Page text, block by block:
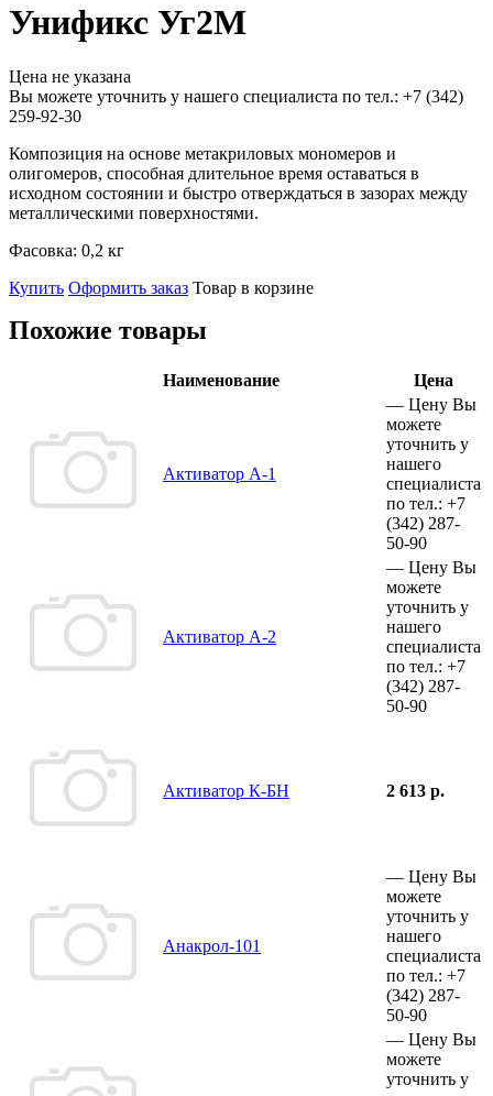
Унификс Уг2М
Цена не указана
Вы можете уточнить у нашего специалиста по тел.: +7 (342)
259-92-30
Композиция на основе метакриловых мономеров и
олигомеров, способная длительное время оставаться в
исходном состоянии и быстро отверждаться в зазорах между
металлическими поверхностями.
Фасовка: 0,2 кг
Купить Оформить заказ Товар в корзине
Похожие товары
Наименование Цена
Активатор А-1
— Цену Вы
можете
уточнить у
нашего
специалиста
по тел.: +7
(342) 287-
50-90
Активатор А-2
— Цену Вы
можете
уточнить у
нашего
специалиста
по тел.: +7
(342) 287-
50-90
Активатор К-БН 2 613 р.
Анакрол-101
— Цену Вы
можете
уточнить у
нашего
специалиста
по тел.: +7
(342) 287-
50-90
— Цену Вы
можете
уточнить у